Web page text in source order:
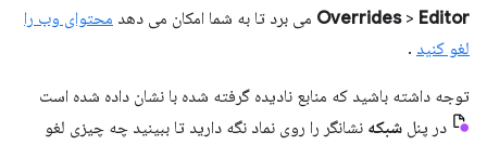
Overrides> Editor می برد تا به شما امکان می دهد محتوای وب را
لغو کنید .
توجه داشته باشید که منابع نادیده گرفته شده با نشان داده شده است
در پنل شبکه نشانگر را روی نماد نگه دارید تا ببینید چه چیزی لغو